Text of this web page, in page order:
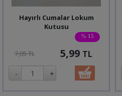
% 15
Hayırlı Cumalar Lokum
Kutusu
7,05 TL 5,99 TL